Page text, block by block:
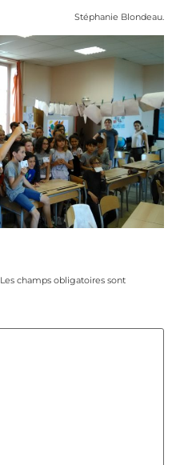
Stéphanie Blondeau.
Les champs obligatoires sont